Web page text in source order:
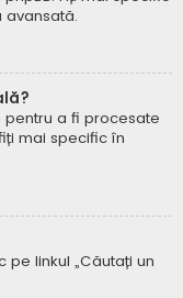
avansată.
a fi procesate
mai specific în
pe linkul „Căutați un